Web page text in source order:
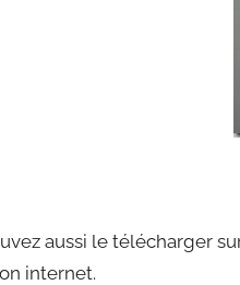
aussi le télécharger
internet.